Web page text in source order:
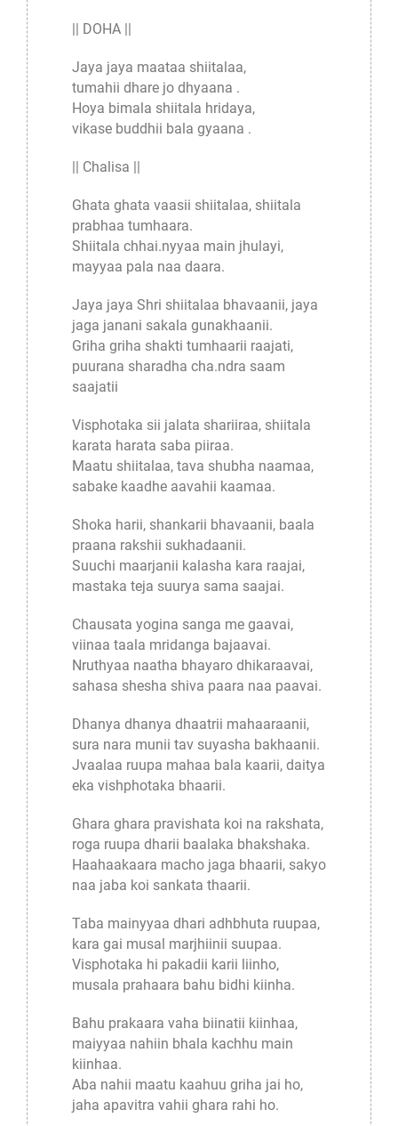
|| DOHA ||
Jaya jaya maataa shiitalaa,
tumahii dhare jo dhyaana .
Hoya bimala shiitala hridaya,
vikase buddhii bala gyaana .
|| Chalisa ||
Ghata ghata vaasii shiitalaa, shiitala
prabhaa tumhaara.
Shiitala chhai.nyyaa main jhulayi,
mayyaa pala naa daara.
Jaya jaya Shri shiitalaa bhavaanii, jaya
jaga janani sakala gunakhaanii.
Griha griha shakti tumhaarii raajati,
puurana sharadha cha.ndra saam
saajatii
Visphotaka sii jalata shariiraa, shiitala
karata harata saba piiraa.
Maatu shiitalaa, tava shubha naamaa,
sabake kaadhe aavahii kaamaa.
Shoka harii, shankarii bhavaanii, baala
praana rakshii sukhadaanii.
Suuchi maarjanii kalasha kara raajai,
mastaka teja suurya sama saajai.
Chausata yogina sanga me gaavai,
viinaa taala mridanga bajaavai.
Nruthyaa naatha bhayaro dhikaraavai,
sahasa shesha shiva paara naa paavai.
Dhanya dhanya dhaatrii mahaaraanii,
sura nara munii tav suyasha bakhaanii.
Jvaalaa ruupa mahaa bala kaarii, daitya
eka vishphotaka bhaarii.
Ghara ghara pravishata koi na rakshata,
roga ruupa dharii baalaka bhakshaka.
Haahaakaara macho jaga bhaarii, sakyo
naa jaba koi sankata thaarii.
Taba mainyyaa dhari adhbhuta ruupaa,
kara gai musal marjhiinii suupaa.
Visphotaka hi pakadii karii liinho,
musala prahaara bahu bidhi kiinha.
Bahu prakaara vaha biinatii kiinhaa,
maiyyaa nahiin bhala kachhu main
kiinhaa.
Aba nahii maatu kaahuu griha jai ho,
jaha apavitra vahii ghara rahi ho.